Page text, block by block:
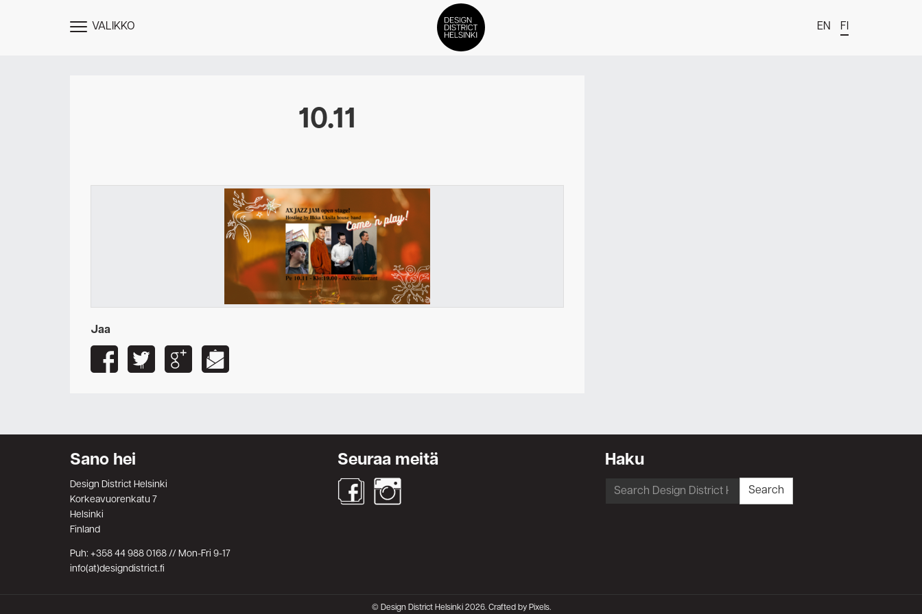
NÄYTÄVALIKKO EN FI
Uutiset
Meistä
Design District Helsingin jäsenyydestä
10.11
Jaa
Sano hei
Design District Helsinki
Korkeavuorenkatu 7
Helsinki
Finland
Puh: +358 44 988 0168 // Mon-Fri 9-17
info(at)designdistrict.fi
Seuraa meitä Haku
Search
Search
© Design District Helsinki 2026. Crafted byPixels.